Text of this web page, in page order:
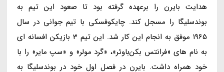
هدایت بایرن را برعهده گرفته بود تا صعود این تیم به
بوندسلیگا را مسجل کند. چایکوفسکی با تیم جوانی در سال
1965 موفق به انجام این کار شد. این تیم 3 بازیکن افسانه ای
به نام های «فرانتس بکن‌باوئر»، «گرد مولر» و «سپ مایر» را با
خود همراه داشت. بایرن در فصل اول خود در بوندسلیگا به